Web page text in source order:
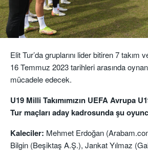
Elit Tur’da gruplarını lider bitiren 7 takım
16 Temmuz 2023 tarihleri arasında
mücadele edecek.
U19 Milli Takımımızın UEFA Avrupa
Tur maçları aday kadrosunda şu
Kaleciler: Mehmet Erdoğan
Bilgin (Beşiktaş A.Ş.), Jankat Yılmaz